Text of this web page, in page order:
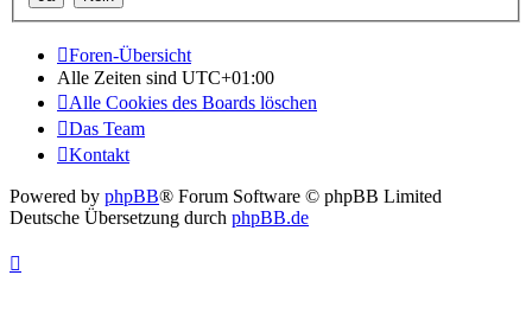
Foren-Übersicht
Alle Zeiten sind UTC+01:00
Alle Cookies des Boards löschen
Das Team
Kontakt
Powered by phpBB® Forum Software © phpBB Limited
Deutsche Übersetzung durch phpBB.de